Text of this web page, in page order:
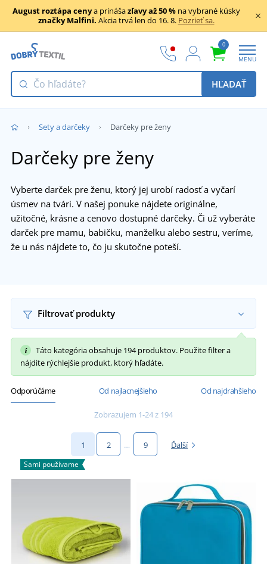
August roztápa cenya prinášazľavy až 50 %na vybrané kúsky
značky Malfini. Akcia trvá len do 16. 8. Pozrieť sa.
0
MENU
HĽADAŤ
Sety a darčeky Darčeky pre ženy
Darčeky pre ženy
Vyberte darček pre ženu, ktorý jej urobí radosť a vyčarí
úsmev na tvári. V našej ponuke nájdete originálne,
užitočné, krásne a cenovo dostupné darčeky. Či už vyberáte
darček pre mamu, babičku, manželku alebo sestru, veríme,
že u nás nájdete to, čo ju skutočne poteší.
Filtrovať produkty
Táto kategória obsahuje 194 produktov. Použite filter a
nájdite rýchlejšie produkt, ktorý hľadáte.
Odporúčáme Od najlacnejšieho Od najdrahšieho
Zobrazujem 1-24 z 194
1 2 … 9 Ďalší
Sami používame